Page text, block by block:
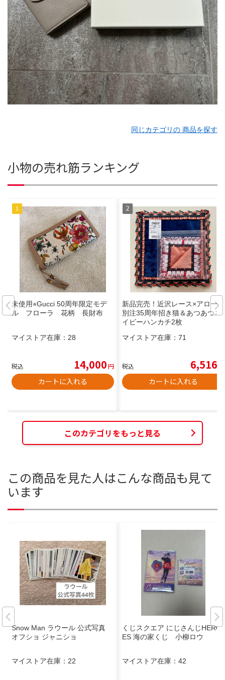
同じカテゴリの 商品を探す
小物の売れ筋ランキング
未使用⭐︎Gucci 50周年限定モデ
ル フローラ 花柄 長財布
マイストア在庫： 28
税込 14,000円
カートに入れる
新品完売！近沢レース×アローズ
別注35周年招き猫＆あつあつネ
イビーハンカチ2枚
マイストア在庫： 71
税込 6,516
カートに入れる
このカテゴリをもっと見る
この商品を見た人はこんな商品も見て
います
Snow Man ラウール 公式写真
オフショ ジャニショ
マイストア在庫： 22
くじスクエア にじさんじHERO
ES 海の家くじ 小柳ロウ
マイストア在庫： 42